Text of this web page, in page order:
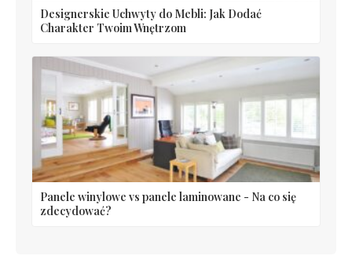
Designerskie Uchwyty do Mebli: Jak Dodać
Charakter Twoim Wnętrzom
Panele winylowe vs panele laminowane - Na co się
zdecydować?